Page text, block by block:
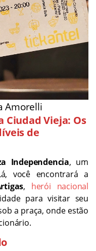
Amorelli
Ciudad Vieja: Os
de
Independencia, um
você encontrará a
, herói nacional
para visitar seu
a praça, onde estão